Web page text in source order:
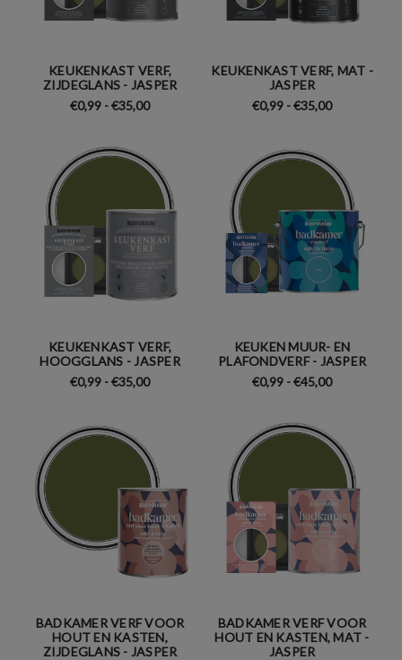
KEUKENKAST VERF,
ZIJDEGLANS - JASPER
€0,99 - €35,00
KEUKENKAST VERF, MAT -
JASPER
€0,99 - €35,00
KEUKENKAST VERF,
HOOGGLANS - JASPER
€0,99 - €35,00
KEUKEN MUUR- EN
PLAFONDVERF - JASPER
€0,99 - €45,00
BADKAMER VERF VOOR
HOUT EN KASTEN,
ZIJDEGLANS - JASPER
BADKAMER VERF VOOR
HOUT EN KASTEN, MAT -
JASPER